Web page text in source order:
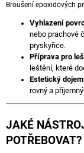
Broušení epoxidových
Vyhlazení
nebo prachové
pryskyřice.
Příprava pro
leštění, které
Estetický
rovný a
JAKÉ
POTŘEBOVAT?
O
O
R